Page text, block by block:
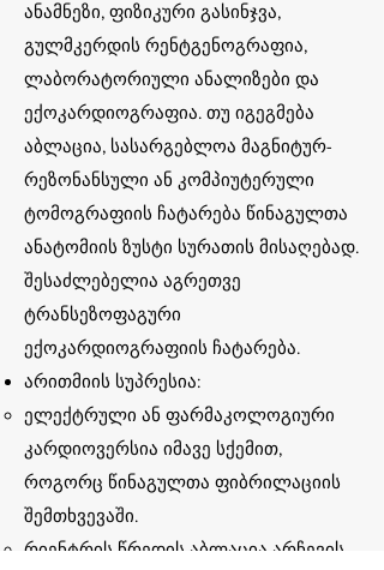
ანამნეზი, ფიზიკური გასინჯვა,
გულმკერდის რენტგენოგრაფია,
ლაბორატორიული ანალიზები და
ექოკარდიოგრაფია. თუ იგეგმება
აბლაცია, სასარგებლოა მაგნიტურ-
რეზონანსული ან კომპიუტერული
ტომოგრაფიის ჩატარება წინაგულთა
ანატომიის ზუსტი სურათის მისაღებად.
შესაძლებელია აგრეთვე
ტრანსეზოფაგური
ექოკარდიოგრაფიის ჩატარება.
არითმიის სუპრესია:
ელექტრული ან ფარმაკოლოგიური
კარდიოვერსია იმავე სქემით,
როგორც წინაგულთა ფიბრილაციის
შემთხვევაში.
რიენტრის წრედის აბლაცია არჩევის